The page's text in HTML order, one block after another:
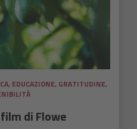
, EDUCAZIONE, GRATITUDINE,
di Flowe